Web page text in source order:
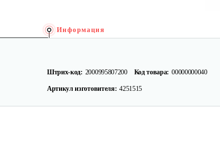
Информация
Штрих-код: 2000995807200 Код товара: 00000000040
Артикул изготовителя: 4251515